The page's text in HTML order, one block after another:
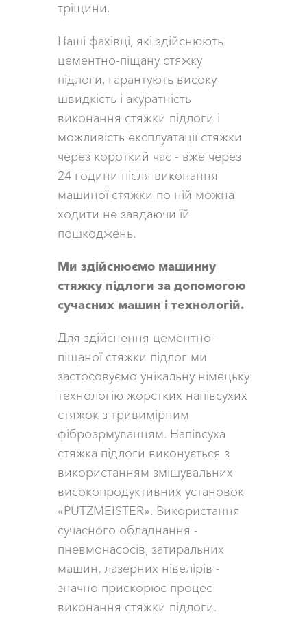
тріщини.
Наші фахівці, які здійснюють
цементно-піщану стяжку
підлоги, гарантують високу
швидкість і акуратність
виконання стяжки підлоги і
можливість експлуатації стяжки
через короткий час - вже через
24 години після виконання
машиної стяжки по ній можна
ходити не завдаючи їй
пошкоджень.
Ми здійснюємо машинну
стяжку підлоги за допомогою
сучасних машин і технологій.
Для здійснення цементно-
піщаної стяжки підлог ми
застосовуємо унікальну німецьку
технологію жорстких напівсухих
стяжок з тривимірним
фіброармуванням. Напівсуха
стяжка підлоги виконується з
використанням змішувальних
високопродуктивних установок
«PUTZMEISTER». Використання
сучасного обладнання -
пневмонасосів, затиральних
машин, лазерних нівелірів -
значно прискорює процес
виконання стяжки підлоги.